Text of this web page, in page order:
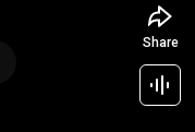
Share